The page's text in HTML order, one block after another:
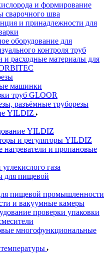
и формирование
сварочного шва
и принадлежности для
оборудование для
контроля труб
и расходные материалы для
машинки
труб GLOOR
разъёмные труборезы
YILDIZ
YILDIZ
и регуляторы YILDIZ
нагреватели и пропановые
газа
для пищевой
пищевой промышленности
и вакуумные камеры
проверки упаковки
многофункциональные